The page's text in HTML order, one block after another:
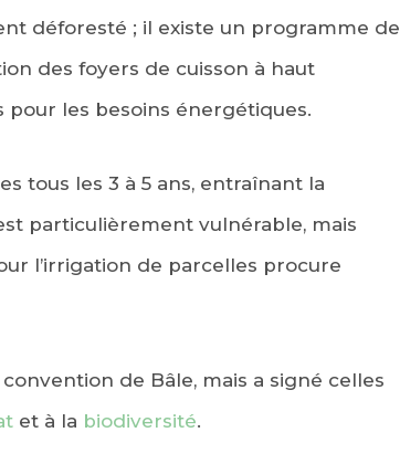
déforesté ; il existe un programme de
des foyers de cuisson à haut
les besoins énergétiques.
tous les 3 à 5 ans, entraînant la
particulièrement vulnérable, mais
l’irrigation de parcelles procure
de Bâle, mais a signé celles
et à la biodiversité.